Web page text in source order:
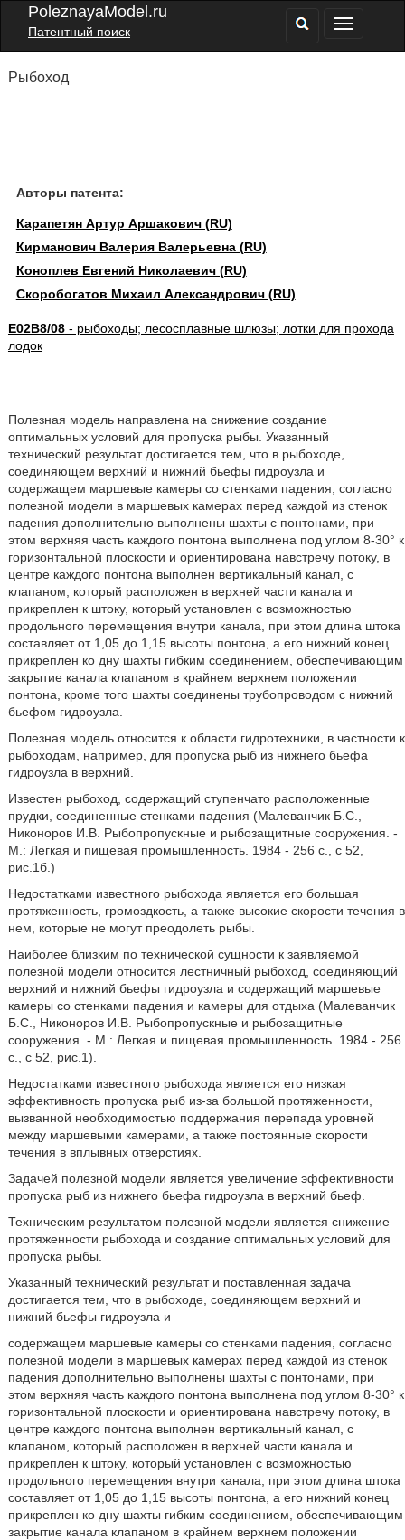
PoleznayaModel.ru
Патентный поиск
Рыбоход
Авторы патента:
Карапетян Артур Аршакович (RU)
Кирманович Валерия Валерьевна (RU)
Коноплев Евгений Николаевич (RU)
Скоробогатов Михаил Александрович (RU)
E02B8/08- рыбоходы; лесосплавные шлюзы; лотки для прохода
лодок
Полезная модель направлена на снижение создание
оптимальных условий для пропуска рыбы. Указанный
технический результат достигается тем, что в рыбоходе,
соединяющем верхний и нижний бьефы гидроузла и
содержащем маршевые камеры со стенками падения, согласно
полезной модели в маршевых камерах перед каждой из стенок
падения дополнительно выполнены шахты с понтонами, при
этом верхняя часть каждого понтона выполнена под углом 8-30° к
горизонтальной плоскости и ориентирована навстречу потоку, в
центре каждого понтона выполнен вертикальный канал, с
клапаном, который расположен в верхней части канала и
прикреплен к штоку, который установлен с возможностью
продольного перемещения внутри канала, при этом длина штока
составляет от 1,05 до 1,15 высоты понтона, а его нижний конец
прикреплен ко дну шахты гибким соединением, обеспечивающим
закрытие канала клапаном в крайнем верхнем положении
понтона, кроме того шахты соединены трубопроводом с нижний
бьефом гидроузла.
Полезная модель относится к области гидротехники, в частности к
рыбоходам, например, для пропуска рыб из нижнего бьефа
гидроузла в верхний.
Известен рыбоход, содержащий ступенчато расположенные
прудки, соединенные стенками падения (Малеванчик Б.С.,
Никоноров И.В. Рыбопропускные и рыбозащитные сооружения. -
М.: Легкая и пищевая промышленность. 1984 - 256 с., с 52,
рис.1б.)
Недостатками известного рыбохода является его большая
протяженность, громоздкость, а также высокие скорости течения в
нем, которые не могут преодолеть рыбы.
Наиболее близким по технической сущности к заявляемой
полезной модели относится лестничный рыбоход, соединяющий
верхний и нижний бьефы гидроузла и содержащий маршевые
камеры со стенками падения и камеры для отдыха (Малеванчик
Б.С., Никоноров И.В. Рыбопропускные и рыбозащитные
сооружения. - М.: Легкая и пищевая промышленность. 1984 - 256
с., с 52, рис.1).
Недостатками известного рыбохода является его низкая
эффективность пропуска рыб из-за большой протяженности,
вызванной необходимостью поддержания перепада уровней
между маршевыми камерами, а также постоянные скорости
течения в вплывных отверстиях.
Задачей полезной модели является увеличение эффективности
пропуска рыб из нижнего бьефа гидроузла в верхний бьеф.
Техническим результатом полезной модели является снижение
протяженности рыбохода и создание оптимальных условий для
пропуска рыбы.
Указанный технический результат и поставленная задача
достигается тем, что в рыбоходе, соединяющем верхний и
нижний бьефы гидроузла и
содержащем маршевые камеры со стенками падения, согласно
полезной модели в маршевых камерах перед каждой из стенок
падения дополнительно выполнены шахты с понтонами, при
этом верхняя часть каждого понтона выполнена под углом 8-30° к
горизонтальной плоскости и ориентирована навстречу потоку, в
центре каждого понтона выполнен вертикальный канал, с
клапаном, который расположен в верхней части канала и
прикреплен к штоку, который установлен с возможностью
продольного перемещения внутри канала, при этом длина штока
составляет от 1,05 до 1,15 высоты понтона, а его нижний конец
прикреплен ко дну шахты гибким соединением, обеспечивающим
закрытие канала клапаном в крайнем верхнем положении